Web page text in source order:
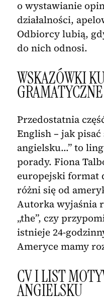
o wystawianie
działalności,
Odbiorcy lubią,
do nich odnosi.
WSKAZÓWKI
GRAMATYCZNE
Przedostatnia
English – jak
angielsku…” to
porady. Fiona
europejski format
różni się od
Autorka wyjaśnia
„the”, czy
istnieje 24-
Ameryce mamy
CV I LIST
ANGIELSKU